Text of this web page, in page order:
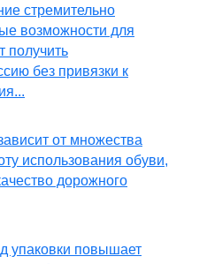
стремительно
возможности для
получить
без привязки к
от множества
использования обуви,
дорожного
упаковки повышает